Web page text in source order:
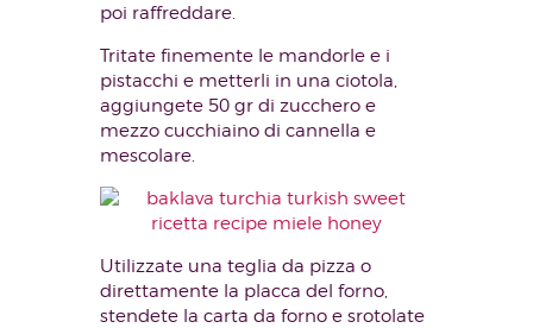
poi raffreddare.
Tritate finemente le mandorle e i
pistacchi e metterli in una ciotola,
aggiungete 50 gr di zucchero e
mezzo cucchiaino di cannella e
mescolare.
Utilizzate una teglia da pizza o
direttamente la placca del forno,
stendete la carta da forno e srotolate